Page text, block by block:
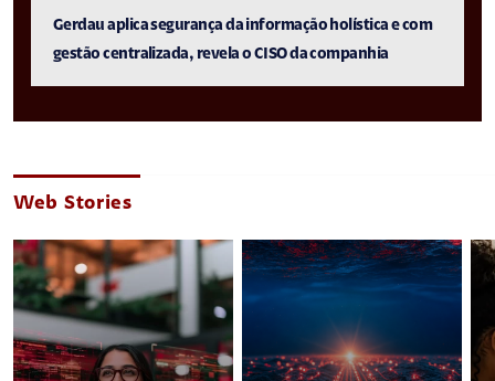
Gerdau aplica segurança da informação holística e com
gestão centralizada, revela o CISO da companhia
Web Stories